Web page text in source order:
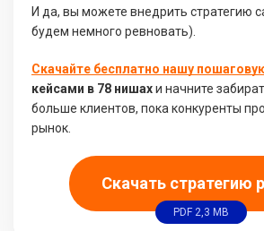
И да, вы можете внедрить стратегию
будем немного ревновать).
Скачайте бесплатно нашу
кейсами в 78 нишахи начните
больше клиентов, пока конкуренты
рынок.
Скачать стратегию
PDF 2,3 MB